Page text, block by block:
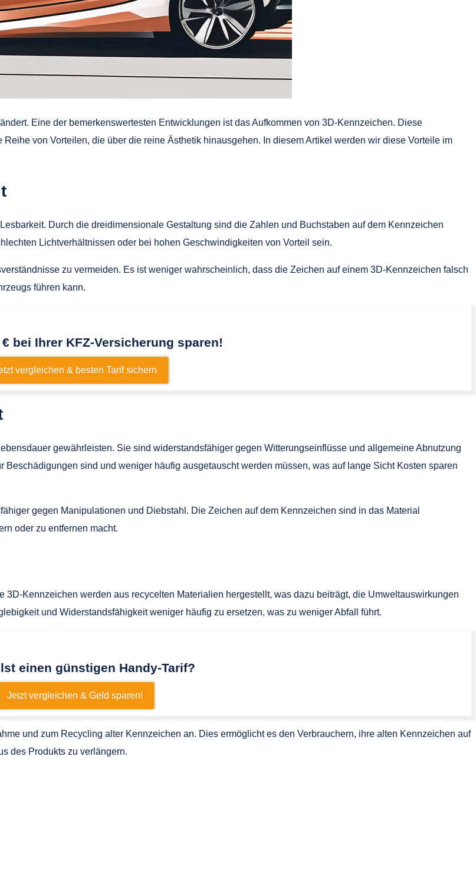
Eine der bemerkenswertesten Entwicklungen ist das Aufkommen von 3D-Kennzeichen. Diese
von Vorteilen, die über die reine Ästhetik hinausgehen. In diesem Artikel werden wir diese Vorteile im
Durch die dreidimensionale Gestaltung sind die Zahlen und Buchstaben auf dem Kennzeichen
Lichtverhältnissen oder bei hohen Geschwindigkeiten von Vorteil sein.
zu vermeiden. Es ist weniger wahrscheinlich, dass die Zeichen auf einem 3D-Kennzeichen falsch
führen kann.
bei Ihrer KFZ-Versicherung sparen!
vergleichen & besten Tarif sichern
gewährleisten. Sie sind widerstandsfähiger gegen Witterungseinflüsse und allgemeine Abnutzung
sind und weniger häufig ausgetauscht werden müssen, was auf lange Sicht Kosten sparen
gegen Manipulationen und Diebstahl. Die Zeichen auf dem Kennzeichen sind in das Material
oder zu entfernen macht.
Kennzeichen werden aus recycelten Materialien hergestellt, was dazu beiträgt, die Umweltauswirkungen
und Widerstandsfähigkeit weniger häufig zu ersetzen, was zu weniger Abfall führt.
einen günstigen Handy-Tarif?
Jetzt vergleichen & Geld sparen!
und zum Recycling alter Kennzeichen an. Dies ermöglicht es den Verbrauchern, ihre alten Kennzeichen auf
des Produkts zu verlängern.